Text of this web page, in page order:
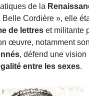
de la
Belle Cordière », elle
de lettres et militante
œuvre, notamment
, défend une
entre les sexes.